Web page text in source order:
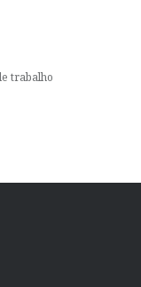
trabalho